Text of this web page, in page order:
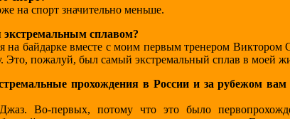
на спорт значительно меньше.
экстремальным сплавом?
на байдарке вместе с моим первым тренером Виктором
Это, пожалуй, был самый экстремальный сплав в моей
прохождения в России и за рубежом
Во-первых, потому что это было